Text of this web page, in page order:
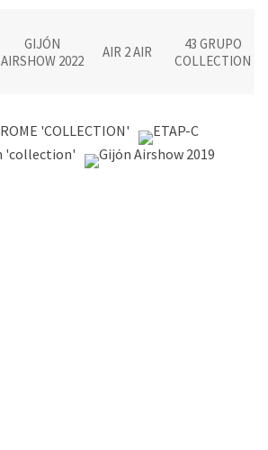
GIJÓN
AIRSHOW 2022
AIR 2 AIR
43 GRUPO
COLLECTION